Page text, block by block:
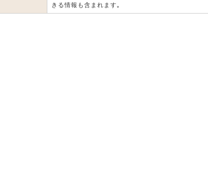
きる情報も含まれます｡